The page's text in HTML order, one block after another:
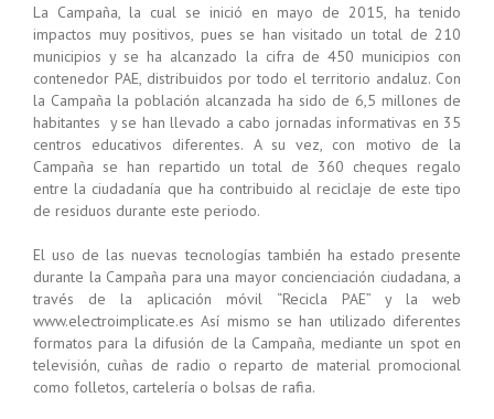
La Campaña, la cual se inició en mayo de 2015, ha tenido
impactos muy positivos, pues se han visitado un total de 210
municipios y se ha alcanzado la cifra de 450 municipios con
contenedor PAE, distribuidos por todo el territorio andaluz. Con
la Campaña la población alcanzada ha sido de 6,5 millones de
habitantes y se han llevado a cabo jornadas informativas en 35
centros educativos diferentes. A su vez, con motivo de la
Campaña se han repartido un total de 360 cheques regalo
entre la ciudadanía que ha contribuido al reciclaje de este tipo
de residuos durante este periodo.
El uso de las nuevas tecnologías también ha estado presente
durante la Campaña para una mayor concienciación ciudadana, a
través de la aplicación móvil “Recicla PAE” y la web
www.electroimplicate.es Así mismo se han utilizado diferentes
formatos para la difusión de la Campaña, mediante un spot en
televisión, cuñas de radio o reparto de material promocional
como folletos, cartelería o bolsas de rafia.